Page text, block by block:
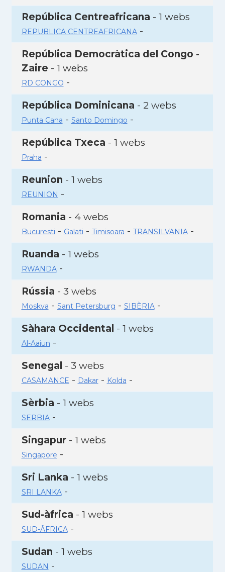
República Centreafricana - 1 webs
REPUBLICA CENTREAFRICANA-
República Democràtica del Congo -
Zaire - 1 webs
RD CONGO -
República Dominicana - 2 webs
Punta Cana - Santo Domingo -
República Txeca - 1 webs
Praha -
Reunion - 1 webs
REUNION -
Romania - 4 webs
Bucuresti - Galati - Timisoara - TRANSILVANIA-
Ruanda - 1 webs
RWANDA-
Rússia - 3 webs
Moskva - Sant Petersburg - SIBÈRIA-
Sàhara Occidental - 1 webs
Al-Aaiun -
Senegal - 3 webs
CASAMANCE - Dakar- Kolda -
Sèrbia - 1 webs
SERBIA-
Singapur- 1 webs
Singapore -
Sri Lanka - 1 webs
SRI LANKA-
Sud-àfrica - 1 webs
SUD-ÂFRICA-
Sudan - 1 webs
SUDAN -